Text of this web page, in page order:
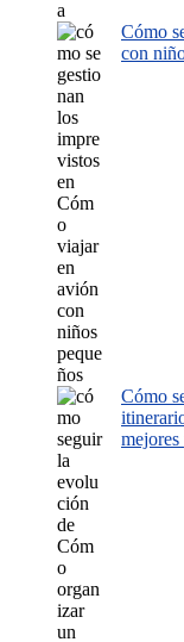
Cómo
con
Cómo
mejores